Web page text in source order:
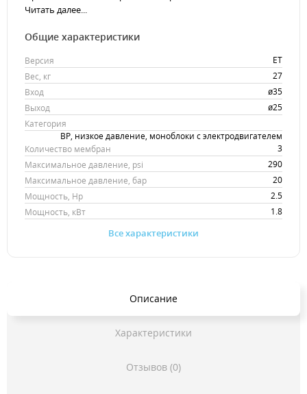
Читать далее...
Общие характеристики
Версия
ET
Вес, кг
27
Вход
ø35
Выход
ø25
Категория
BP, низкое давление, моноблоки с электродвигателем
Количество мембран
3
Максимальное давление, psi
290
Максимальное давление, бар
20
Мощность, Hp
2.5
Мощность, кВт
1.8
Все характеристики
Описание
Характеристики
Отзывов (0)